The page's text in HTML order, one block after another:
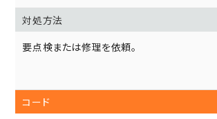
要点検または修理を依頼。